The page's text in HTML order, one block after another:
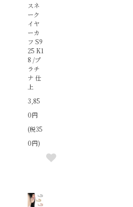
スネ
ーク
イヤ
ーカ
フ S9
25 K1
8 /プ
ラチ
ナ 仕
上
3,85
0円
(税35
0円)